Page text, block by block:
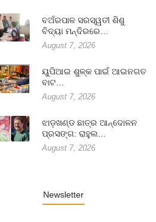
ବଅଁରପାଳ ସରସ୍ୱତୀ ଶିଶୁ
ବିଦ୍ୟା ମନ୍ଦିରରେ…
August 7, 2026
ୟୁପିଆଇ ଶୁଳ୍କ ପାଇଁ ଆଇନଗତ
ବାଟ…
August 7, 2026
ଝାଡ଼ଖଣ୍ଡ ଛାତ୍ର ଆନ୍ଦୋଳନ
ପ୍ରସଙ୍ଗ: ରାହୁଲ…
August 7, 2026
Newsletter